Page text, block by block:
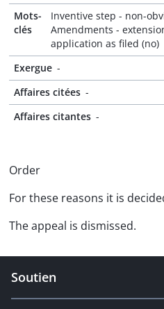
Mots-
clés
Inventive step - non-
Amendments -
application as filed (no)
Exergue -
Affaires citées -
Affaires citantes -
Order
For these reasons it is
The appeal is dismissed.
Soutien